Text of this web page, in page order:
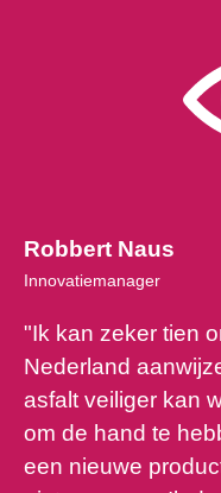
Robbert Naus
Innovatiemanager
"Ik kan zeker tien
Nederland
asfalt veiliger kan
om de hand te
een nieuwe